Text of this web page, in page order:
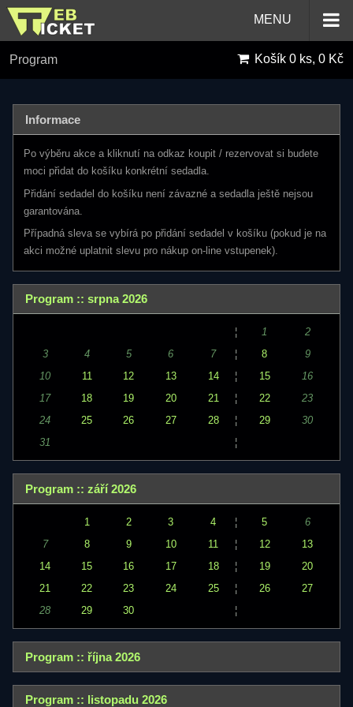
MENU
Program Košík 0 ks, 0 Kč
Informace
Po výběru akce a kliknutí na odkaz koupit / rezervovat si budete
moci přidat do košíku konkrétní sedadla.
Přidání sedadel do košíku není závazné a sedadla ještě nejsou
garantována.
Případná sleva se vybírá po přidání sedadel v košíku (pokud je na
akci možné uplatnit slevu pro nákup on-line vstupenek).
Program :: srpna 2026
¦ 1
2
3
4 5 6 7 ¦ 8
9
10
11 12 13 14 ¦ 15
16
17
18 19 20 21 ¦ 22
23
24
25 26 27 28 ¦ 29
30
31
¦
Program :: září 2026
1 2 3 4 ¦ 5
6
7
8 9 10 11 ¦ 12
13
14
15 16 17 18 ¦ 19
20
21
22 23 24 25 ¦ 26
27
28
29 30 ¦
Program :: října 2026
Program :: listopadu 2026